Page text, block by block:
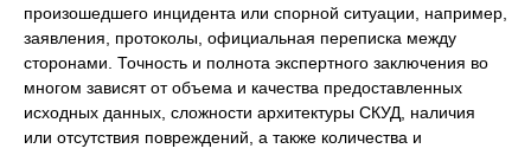
произошедшего инцидента или спорной ситуации, например,
заявления, протоколы, официальная переписка между
сторонами. Точность и полнота экспертного заключения во
многом зависят от объема и качества предоставленных
исходных данных, сложности архитектуры СКУД, наличия
или отсутствия повреждений, а также количества и